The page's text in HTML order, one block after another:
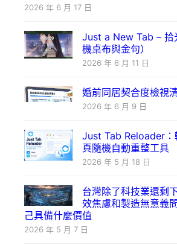
2026 年 6 月 17 日
Just a New Tab – 拾
機桌布與金句）
2026 年 6 月 11 日
婚前同居契合度檢視
2026 年 6 月 9 日
Just Tab Reloader：
頁隨機自動重整工具
2026 年 5 月 18 日
台灣除了科技業還剩
效焦慮和製造無意義
己具備什麼價值
2026 年 5 月 7 日